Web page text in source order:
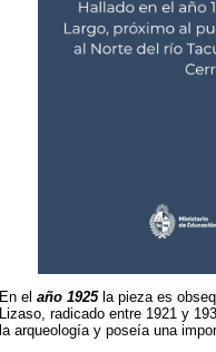
En el año 1925la pieza es
Lizaso, radicado entre 1921 y
la arqueología y poseía una